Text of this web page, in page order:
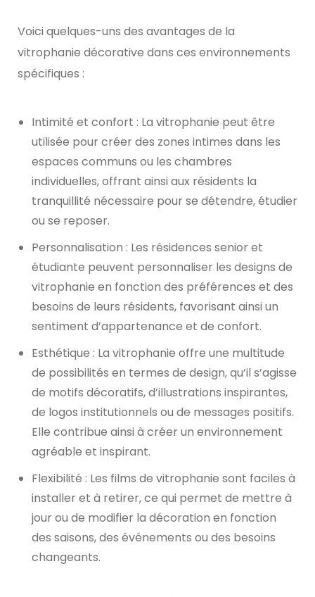
Voici quelques-uns des avantages de la
vitrophanie décorative dans ces environnements
spécifiques :
Intimité et confort : La vitrophanie peut être
utilisée pour créer des zones intimes dans les
espaces communs ou les chambres
individuelles, offrant ainsi aux résidents la
tranquillité nécessaire pour se détendre, étudier
ou se reposer.
Personnalisation : Les résidences senior et
étudiante peuvent personnaliser les designs de
vitrophanie en fonction des préférences et des
besoins de leurs résidents, favorisant ainsi un
sentiment d’appartenance et de confort.
Esthétique : La vitrophanie offre une multitude
de possibilités en termes de design, qu’il s’agisse
de motifs décoratifs, d’illustrations inspirantes,
de logos institutionnels ou de messages positifs.
Elle contribue ainsi à créer un environnement
agréable et inspirant.
Flexibilité : Les films de vitrophanie sont faciles à
installer et à retirer, ce qui permet de mettre à
jour ou de modifier la décoration en fonction
des saisons, des événements ou des besoins
changeants.